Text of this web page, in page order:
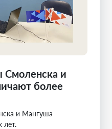
Смоленска и
более
и Мангуша
лет.